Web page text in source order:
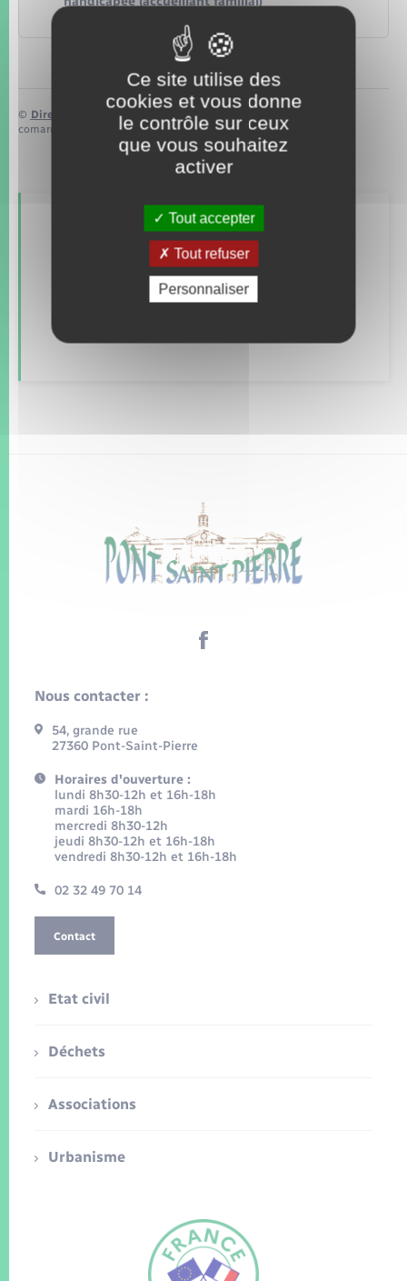
© Direction de l’information légale et administrative
comarquage developpé parbaseo.io
Retrouvez aussi
Alerte et informations aux populations
Nous contacter :
54, grande rue
27360 Pont-Saint-Pierre
Horaires d'ouverture :
lundi 8h30-12h et 16h-18h
mardi 16h-18h
mercredi 8h30-12h
jeudi 8h30-12h et 16h-18h
vendredi 8h30-12h et 16h-18h
02 32 49 70 14
Contact
Etat civil
Déchets
Associations
Urbanisme
Ce site utilise des
cookies et vous donne
le contrôle sur ceux
que vous souhaitez
activer
Tout accepter
Tout refuser
Personnaliser